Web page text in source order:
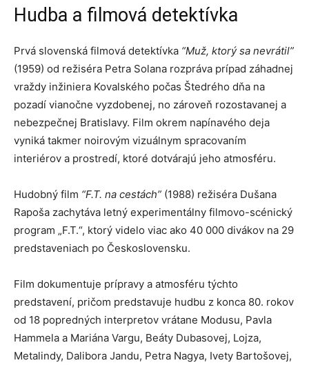
Hudba a filmová detektívka
Prvá slovenská filmová detektívka “Muž, ktorý sa nevrátil”
(1959) od režiséra Petra Solana rozpráva prípad záhadnej
vraždy inžiniera Kovalského počas Štedrého dňa na
pozadí vianočne vyzdobenej, no zároveň rozostavanej a
nebezpečnej Bratislavy. Film okrem napínavého deja
vyniká takmer noirovým vizuálnym spracovaním
interiérov a prostredí, ktoré dotvárajú jeho atmosféru.
Hudobný film “F.T. na cestách” (1988) režiséra Dušana
Rapoša zachytáva letný experimentálny filmovo-scénický
program „F.T.“, ktorý videlo viac ako 40 000 divákov na 29
predstaveniach po Československu.
Film dokumentuje prípravy a atmosféru týchto
predstavení, pričom predstavuje hudbu z konca 80. rokov
od 18 popredných interpretov vrátane Modusu, Pavla
Hammela a Mariána Vargu, Beáty Dubasovej, Lojza,
Metalindy, Dalibora Jandu, Petra Nagya, Ivety Bartošovej,